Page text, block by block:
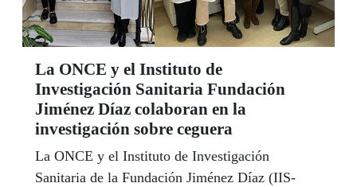
La ONCE y el Instituto de
Investigación Sanitaria Fundación
Jiménez Díaz colaboran en la
investigación sobre ceguera
La ONCE y el Instituto de Investigación
Sanitaria de la Fundación Jiménez Díaz (IIS-